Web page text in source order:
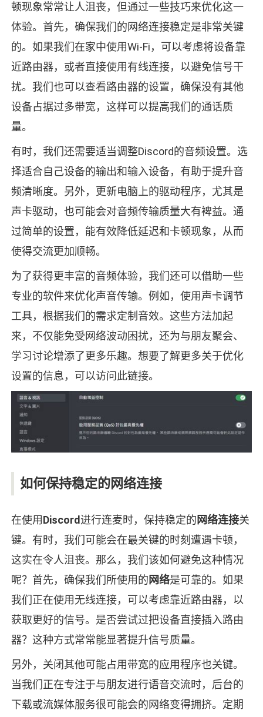
顿现象常常让人沮丧，但通过一些技巧来优化这一
体验。首先，确保我们的网络连接稳定是非常关键
的。如果我们在家中使用Wi-Fi，可以考虑将设备靠
近路由器，或者直接使用有线连接，以避免信号干
扰。我们也可以查看路由器的设置，确保没有其他
设备占据过多带宽，这样可以提高我们的通话质
量。
有时，我们还需要适当调整Discord的音频设置。选
择适合自己设备的输出和输入设备，有助于提升音
频清晰度。另外，更新电脑上的驱动程序，尤其是
声卡驱动，也可能会对音频传输质量大有裨益。通
过简单的设置，能有效降低延迟和卡顿现象，从而
使得交流更加顺畅。
为了获得更丰富的音频体验，我们还可以借助一些
专业的软件来优化声音传输。例如，使用声卡调节
工具，根据我们的需求定制音效。这些方法加起
来，不仅能免受网络波动困扰，还为与朋友聚会、
学习讨论增添了更多乐趣。想要了解更多关于优化
设置的信息，可以访问此链接。
如何保持稳定的网络连接
在使用Discord 进行连麦时，保持稳定的网络连接关
键。有时，我们可能会在最关键的时刻遭遇卡顿，
这实在令人沮丧。那么，我们该如何避免这种情况
呢？首先，确保我们所使用的网络是可靠的。如果
我们正在使用无线连接，可以考虑靠近路由器，以
获取更好的信号。是否尝试过把设备直接插入路由
器？这种方式常常能显著提升信号质量。
另外，关闭其他可能占用带宽的应用程序也关键。
当我们正在专注于与朋友进行语音交流时，后台的
下载或流媒体服务很可能会的网络变得拥挤。定期